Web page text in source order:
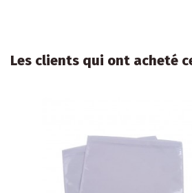
Les clients qui ont acheté